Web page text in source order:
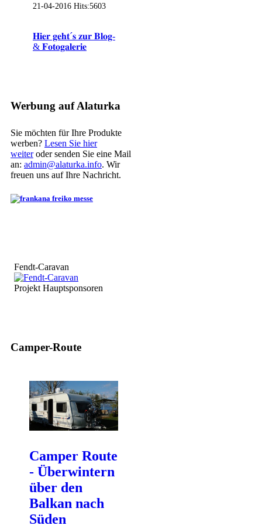
21-04-2016 Hits:5603
𝐇𝐢𝐞𝐫 𝐠𝐞𝐡𝐭´𝐬 𝐳𝐮𝐫 𝐁𝐥𝐨𝐠-
& 𝐅𝐨𝐭𝐨𝐠𝐚𝐥𝐞𝐫𝐢𝐞
Werbung auf Alaturka
Sie möchten für Ihre Produkte
werben? Lesen Sie hier
weiteroder senden Sie eine Mail
an: admin@alaturka.info. Wir
freuen uns auf Ihre Nachricht.
Fendt-Caravan
Projekt Hauptsponsoren
Camper-Route
Camper Route
- Überwintern
über den
Balkan nach
Süden